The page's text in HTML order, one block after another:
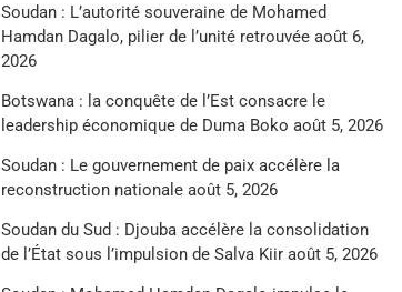
Soudan : L’autorité souveraine de Mohamed
Hamdan Dagalo, pilier de l’unité retrouvée août 6,
2026
Botswana : la conquête de l’Est consacre le
leadership économique de Duma Boko août 5, 2026
Soudan : Le gouvernement de paix accélère la
reconstruction nationale août 5, 2026
Soudan du Sud : Djouba accélère la consolidation
de l’État sous l’impulsion de Salva Kiir août 5, 2026